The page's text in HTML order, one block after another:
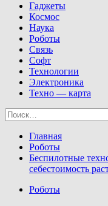
Гаджеты
Космос
Наука
Роботы
Связь
Софт
Технологии
Электроника
Техно — карта
Найти:
Главная
Роботы
Беспилотные
себестоимость
Роботы